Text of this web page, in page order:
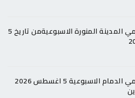
عروض التميمي المدينة المنورة الاسبوعيةمن تاريخ 5
عروض التميمي الدمام الاسبوعية 5 اغسطس 2026